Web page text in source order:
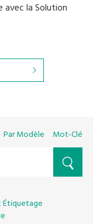
la Solution
Par Modèle Mot-Clé
Étiquetage